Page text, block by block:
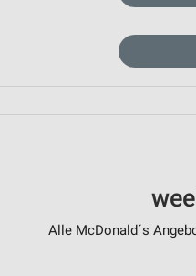
Alle McDonald´s
von Profilen zur Auswahl
Zielgruppen durch Statistiken
und Verbesserung der Angebote
reduzierter Daten zur Auswahl